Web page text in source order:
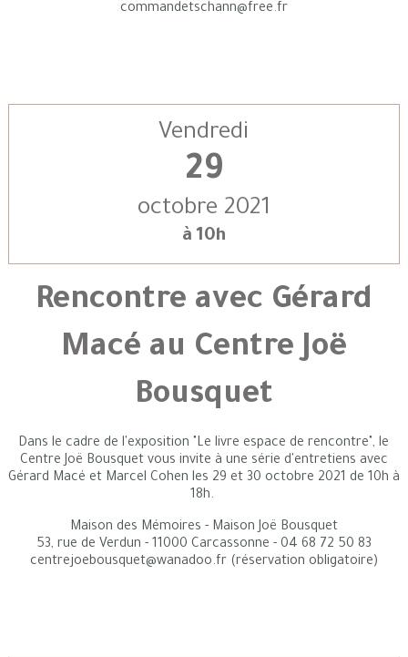
commandetschann@free.fr
Vendredi
29
octobre 2021
à 10h
Rencontre avec Gérard
Macé au Centre Joë
Bousquet
Dans le cadre de l'exposition "Le livre espace de rencontre", le
Centre Joë Bousquet vous invite à une série d'entretiens avec
Gérard Macé et Marcel Cohen les 29 et 30 octobre 2021 de 10h à
18h.
Maison des Mémoires - Maison Joë Bousquet
53, rue de Verdun - 11000 Carcassonne - 04 68 72 50 83
centrejoebousquet@wanadoo.fr (réservation obligatoire)